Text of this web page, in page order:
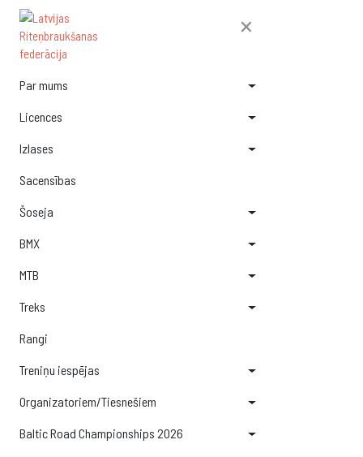
×
Par mums
Licences
Izlases
Sacensības
Šoseja
BMX
MTB
Treks
Rangi
Treniņu iespējas
Organizatoriem/Tiesnešiem
Baltic Road Championships 2026